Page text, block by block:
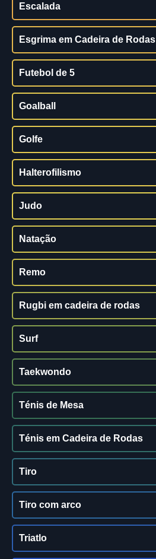
Escalada
Esgrima em Cadeira de Rodas
Futebol de 5
Goalball
Golfe
Halterofilismo
Judo
Natação
Remo
Rugbi em cadeira de rodas
Surf
Taekwondo
Ténis de Mesa
Ténis em Cadeira de Rodas
Tiro
Tiro com arco
Triatlo